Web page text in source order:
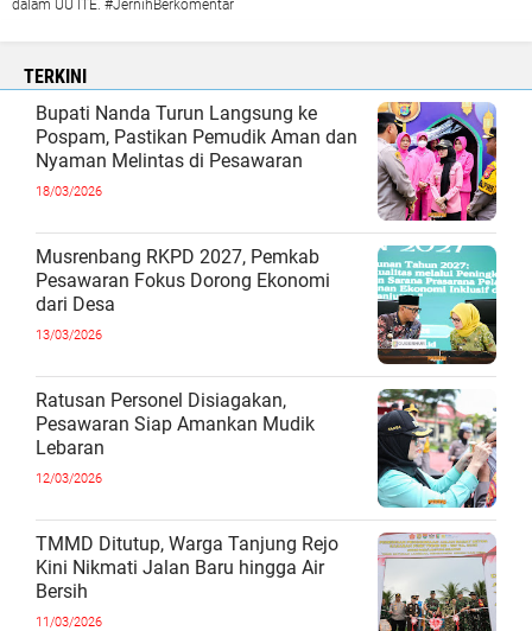
dalam UU ITE. #JernihBerkomentar
TERKINI
Bupati Nanda Turun Langsung ke
Pospam, Pastikan Pemudik Aman dan
Nyaman Melintas di Pesawaran
18/03/2026
Musrenbang RKPD 2027, Pemkab
Pesawaran Fokus Dorong Ekonomi
dari Desa
13/03/2026
Ratusan Personel Disiagakan,
Pesawaran Siap Amankan Mudik
Lebaran
12/03/2026
TMMD Ditutup, Warga Tanjung Rejo
Kini Nikmati Jalan Baru hingga Air
Bersih
11/03/2026